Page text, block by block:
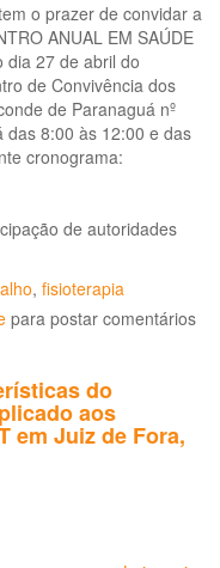
o prazer de convidar a
ANUAL EM SAÚDE
dia 27 de abril do
de Convivência dos
de Paranaguá nº
das 8:00 às 12:00 e das
cronograma:
de autoridades
, fisioterapia
para postar comentários
do
aos
em Juiz de Fora,